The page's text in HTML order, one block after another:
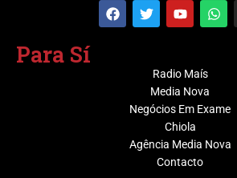
Para Sí
Radio Maís
Media Nova
Negócios Em Exame
Chiola
Agência Media Nova
Contacto